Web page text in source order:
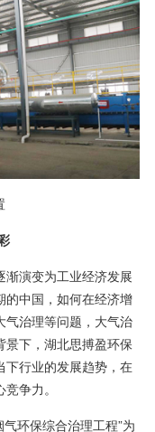
演变为工业经济发展
的中国，如何在经济增
气治理等问题，大气治
景下，湖北思搏盈环保
下行业的发展趋势，在
争力。
环保综合治理工程”为